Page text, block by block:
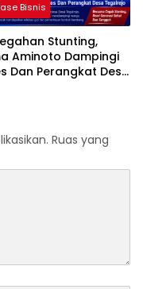
Bisnis
Stunting,
Aminoto Dampingi
Dan Perangkat Desa
Ruas yang